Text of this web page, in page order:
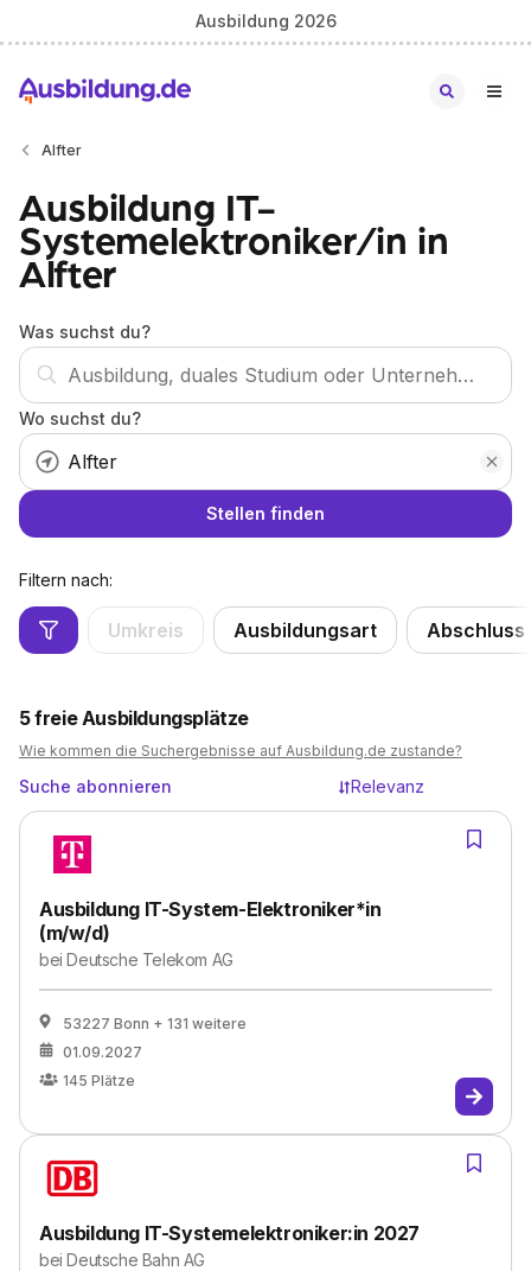
Ausbildung 2026
Alfter
Ausbildung IT-
Systemelektroniker/in in
Alfter
Was suchst du?
Wo suchst du?
Stellen finden
Filtern nach:
Umkreis Ausbildungsart Abschluss
5freie Ausbildungsplätze
Wie kommen die Suchergebnisse auf Ausbildung.de zustande?
Suche abonnieren Relevanz
Ausbildung IT-System-Elektroniker*in
(m/w/d)
beiDeutsche Telekom AG
53227 Bonn + 131 weitere
01.09.2027
145 Plätze
Ausbildung IT-Systemelektroniker:in 2027
beiDeutsche Bahn AG